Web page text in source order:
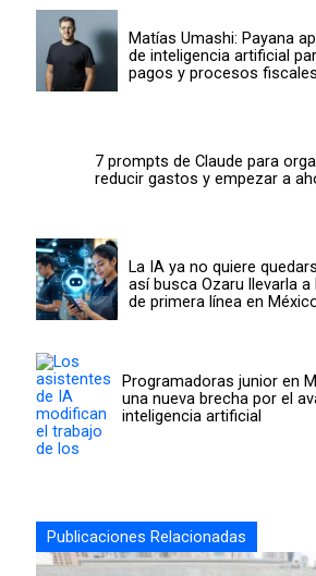
Matías Umashi: Payana
de inteligencia artificial
pagos y procesos fiscales
7 prompts de Claude para
reducir gastos y empezar a
La IA ya no quiere
así busca Ozaru llevarla
de primera línea en
Programadoras junior en
una nueva brecha por el
inteligencia artificial
Publicaciones Relacionadas